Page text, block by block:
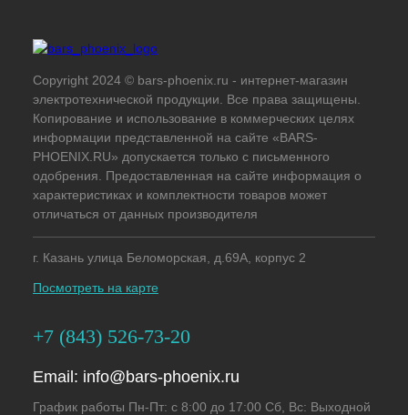
Copyright 2024 © bars-phoenix.ru - интернет-магазин
электротехнической продукции. Все права защищены.
Копирование и использование в коммерческих целях
информации представленной на сайте «BARS-
PHOENIX.RU» допускается только с письменного
одобрения. Предоставленная на сайте информация о
характеристиках и комплектности товаров может
отличаться от данных производителя
г. Казань улица Беломорская, д.69А, корпус 2
Посмотреть на карте
+7 (843) 526-73-20
Email: info@bars-phoenix.ru
График работы Пн-Пт: с 8:00 до 17:00 Сб, Вс: Выходной